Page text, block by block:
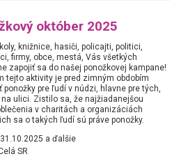
október 2025
knižnice, hasiči, policajti, politici,
firmy, obce, mestá, Vás všetkých
zapojiť sa do našej ponožkovej kampane!
tejto aktivity je pred zimným obdobím
ponožky pre ľudí v núdzi, hlavne pre tých,
na ulici. Zistilo sa, že najžiadanejšou
v charitách a organizáciách
sa o takých ľudí sú práve ponožky.
31.10.2025 a ďalšie
SR